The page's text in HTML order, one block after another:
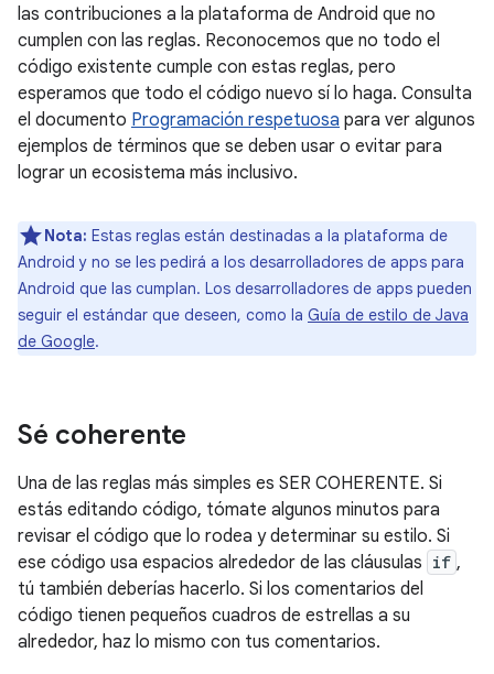
las contribuciones a la plataforma de Android que no
cumplen con las reglas. Reconocemos que no todo el
código existente cumple con estas reglas, pero
esperamos que todo el código nuevo sí lo haga. Consulta
el documento Programación respetuosa para ver algunos
ejemplos de términos que se deben usar o evitar para
lograr un ecosistema más inclusivo.
Nota: Estas reglas están destinadas a la plataforma de
Android y no se les pedirá a los desarrolladores de apps para
Android que las cumplan. Los desarrolladores de apps pueden
seguir el estándar que deseen, como la Guía de estilo de Java
de Google.
Sé coherente
Una de las reglas más simples es SER COHERENTE. Si
estás editando código, tómate algunos minutos para
revisar el código que lo rodea y determinar su estilo. Si
ese código usa espacios alrededor de las cláusulas if ,
tú también deberías hacerlo. Si los comentarios del
código tienen pequeños cuadros de estrellas a su
alrededor, haz lo mismo con tus comentarios.